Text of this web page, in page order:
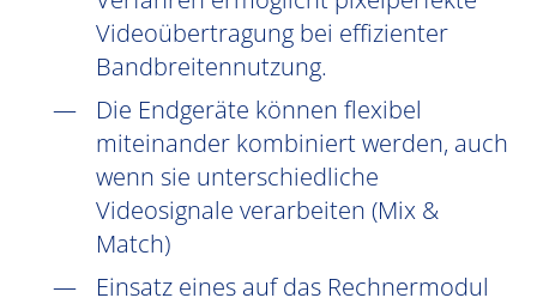
Videoübertragung bei effizienter
Bandbreitennutzung.
Die Endgeräte können flexibel
miteinander kombiniert werden, auch
wenn sie unterschiedliche
Videosignale verarbeiten (Mix &
Match)
Einsatz eines auf das Rechnermodul